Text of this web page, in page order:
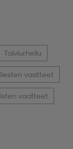
Talviurheilu
vaatteet
vaatteet